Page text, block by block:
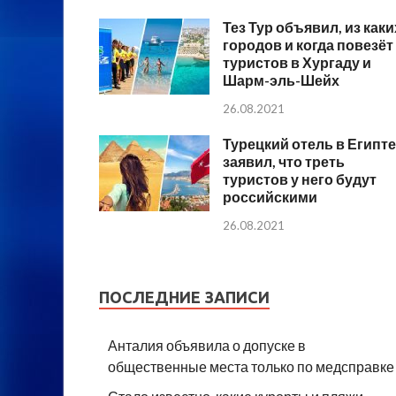
Тез Тур объявил, из
городов и когда повезёт
туристов в Хургаду и
Шарм-эль-Шейх
26.08.2021
Турецкий отель в Египте
заявил, что треть
туристов у него будут
российскими
26.08.2021
ПОСЛЕДНИЕ ЗАПИСИ
Анталия объявила о допуске в
общественные места только по медсправке